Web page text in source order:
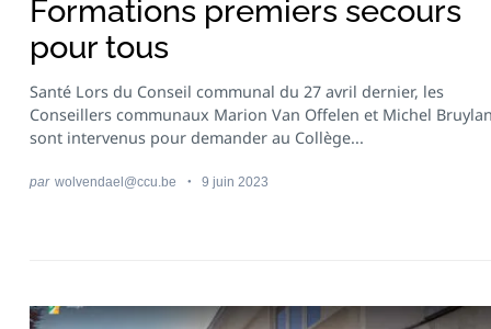
Formations premiers secours
pour tous
Santé Lors du Conseil communal du 27 avril dernier, les
Conseillers communaux Marion Van Offelen et Michel
sont intervenus pour demander au Collège...
par wolvendael@ccu.be 9 juin 2023